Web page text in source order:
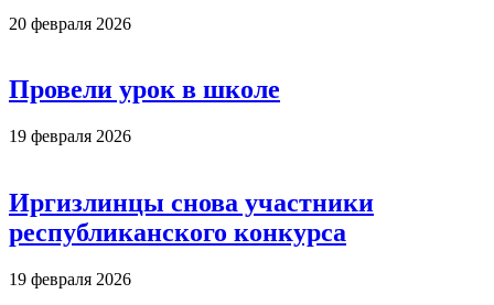
20 февраля 2026
Провели урок в школе
19 февраля 2026
Иргизлинцы снова участники
республиканского конкурса
19 февраля 2026